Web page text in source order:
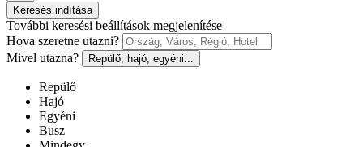
Keresés indítása
További keresési beállítások megjelenítése
Hova szeretne utazni?
Mivel utazna?
Repülő, hajó, egyéni...
Repülő
Hajó
Egyéni
Busz